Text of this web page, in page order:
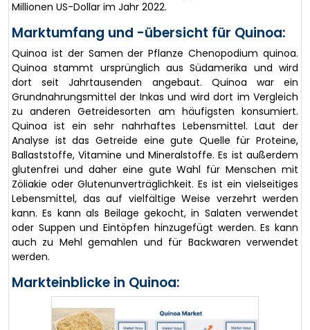
Millionen US-Dollar im Jahr 2022.
Marktumfang und -übersicht für Quinoa:
Quinoa ist der Samen der Pflanze Chenopodium quinoa.
Quinoa stammt ursprünglich aus Südamerika und wird
dort seit Jahrtausenden angebaut. Quinoa war ein
Grundnahrungsmittel der Inkas und wird dort im Vergleich
zu anderen Getreidesorten am häufigsten konsumiert.
Quinoa ist ein sehr nahrhaftes Lebensmittel. Laut der
Analyse ist das Getreide eine gute Quelle für Proteine,
Ballaststoffe, Vitamine und Mineralstoffe. Es ist außerdem
glutenfrei und daher eine gute Wahl für Menschen mit
Zöliakie oder Glutenunverträglichkeit. Es ist ein vielseitiges
Lebensmittel, das auf vielfältige Weise verzehrt werden
kann. Es kann als Beilage gekocht, in Salaten verwendet
oder Suppen und Eintöpfen hinzugefügt werden. Es kann
auch zu Mehl gemahlen und für Backwaren verwendet
werden.
Markteinblicke in Quinoa: